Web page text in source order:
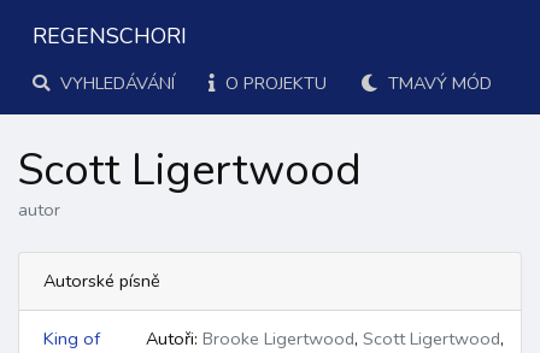
REGENSCHORI
VYHLEDÁVÁNÍ O PROJEKTU TMAVÝ MÓD
Scott Ligertwood
autor
Autorské písně
King of
Autoři: Brooke Ligertwood, Scott Ligertwood,